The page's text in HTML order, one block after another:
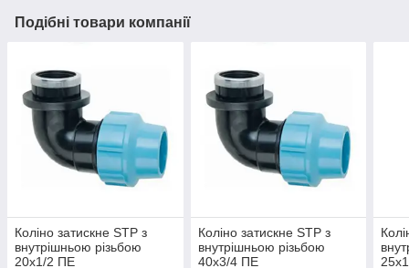
Подібні товари компанії
Коліно затискне STP з
внутрішньою різьбою
20х1/2 ПЕ
Коліно затискне STP з
внутрішньою різьбою
40х3/4 ПЕ